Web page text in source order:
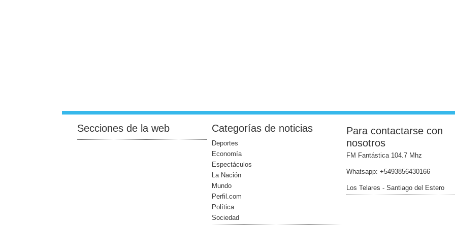
Secciones de la web Categorías de noticias
Deportes
Economía
Espectáculos
La Nación
Mundo
Perfil.com
Política
Sociedad
Para contactarse con
nosotros
FM Fantástica 104.7 Mhz
Whatsapp: +5493856430166
Los Telares - Santiago del Estero